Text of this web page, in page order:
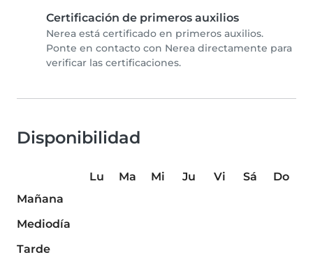
Certificación de primeros auxilios
Nerea está certificado en primeros auxilios.
Ponte en contacto con Nerea directamente para
verificar las certificaciones.
Disponibilidad
Lu Ma Mi Ju Vi Sá
Do
Mañana
Mediodía
Tarde